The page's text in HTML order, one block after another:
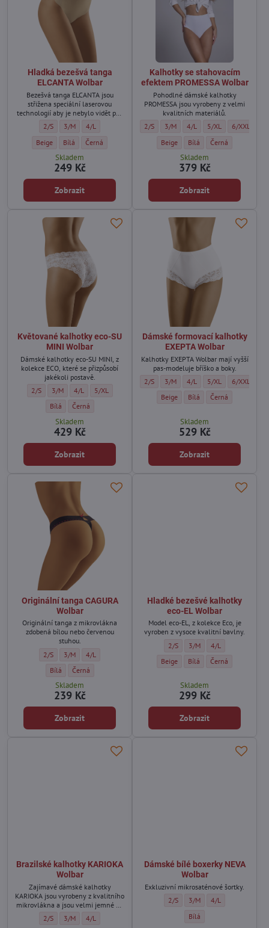
Hladká bezešvá tanga
ELCANTA Wolbar
Bezešvá tanga ELCANTA jsou
střižena speciální laserovou
technologií aby je nebylo vidět pod
Hladká bezešvá tanga ELCANTA Wolbar - Velikost:
2/S Hladká bezešvá tanga ELCANTA Wolbar - Velikost:
3/M Hladká bezešvá tanga ELCANTA Wolbar - Velikost:
4/L
Hladká bezešvá tanga ELCANTA Wolbar - Barva:
Beige Hladká bezešvá tanga ELCANTA Wolbar - Barva:
Bílá Hladká bezešvá tanga ELCANTA Wolbar - Barva:
Černá
Skladem
249 Kč
Zobrazit
Kalhotky se stahovacím
efektem PROMESSA Wolbar
Pohodlné dámské kalhotky
PROMESSA jsou vyrobeny z velmi
kvalitních materiálů.
Kalhotky se stahovacím efektem
2/S Kalhotky se stahovacím efektem
3/M Kalhotky se stahovacím
4/L Kalhotky se
5/XL Kalhotky se
6/XXL
Kalhotky se stahovacím efektem
Beige Kalhotky se stahovacím
Bílá Kalhotky se
Černá
Skladem
379 Kč
Zobrazit
Květované kalhotky eco-SU
MINI Wolbar
Dámské kalhotky eco-SU MINI, z
kolekce ECO, které se přizpůsobí
jakékoli postavě.
Květované kalhotky eco-SU MINI Wolbar - Velikost:
2/S Květované kalhotky eco-SU MINI Wolbar - Velikost:
3/M Květované kalhotky eco-SU MINI Wolbar - Velikost:
4/L Květované kalhotky eco-SU MINI Wolbar - Velikost:
5/XL
Květované kalhotky eco-SU MINI Wolbar - Barva:
Bílá Květované kalhotky eco-SU MINI Wolbar - Barva:
Černá
Skladem
429 Kč
Zobrazit
Dámské formovací kalhotky
EXEPTA Wolbar
Kalhotky EXEPTA Wolbar mají vyšší
pas-modeluje bříško a boky.
Dámské formovací kalhotky EXEPTA
2/S Dámské formovací kalhotky
3/M Dámské formovací
4/L Dámské formovací
5/XL Dámské
6/XXL
Dámské formovací kalhotky
Beige Dámské formovací
Bílá Dámské formovací
Černá
Skladem
529 Kč
Zobrazit
Originální tanga CAGURA
Wolbar
Originální tanga z mikrovlákna
zdobená bílou nebo červenou
stuhou.
Originální tanga CAGURA Wolbar - Velikost:
2/S Originální tanga CAGURA Wolbar - Velikost:
3/M Originální tanga CAGURA Wolbar - Velikost:
4/L
Originální tanga CAGURA Wolbar - Barva:
Bílá Originální tanga CAGURA Wolbar - Barva:
Černá
Skladem
239 Kč
Zobrazit
Hladké bezešvé kalhotky
eco-EL Wolbar
Model eco-EL, z kolekce Eco, je
vyroben z vysoce kvalitní bavlny.
Hladké bezešvé kalhotky eco-EL
2/S Hladké bezešvé kalhotky
3/M Hladké bezešvé
4/L
Hladké bezešvé kalhotky eco-EL
Beige Hladké bezešvé kalhotky
Bílá Hladké bezešvé
Černá
Skladem
299 Kč
Zobrazit
Brazilské kalhotky KARIOKA
Wolbar
Zajímavé dámské kalhotky
KARIOKA jsou vyrobeny z kvalitního
mikrovlákna a jsou velmi jemné na
dotek.
Brazilské kalhotky KARIOKA Wolbar - Velikost:
2/S Brazilské kalhotky KARIOKA Wolbar - Velikost:
3/M Brazilské kalhotky KARIOKA Wolbar - Velikost:
4/L
Dámské bílé boxerky NEVA
Wolbar
Exkluzivní mikrosaténové šortky.
Dámské bílé boxerky NEVA
2/S Dámské bílé boxerky
3/M Dámské bílé
4/L
Dámské bílé boxerky
Bílá